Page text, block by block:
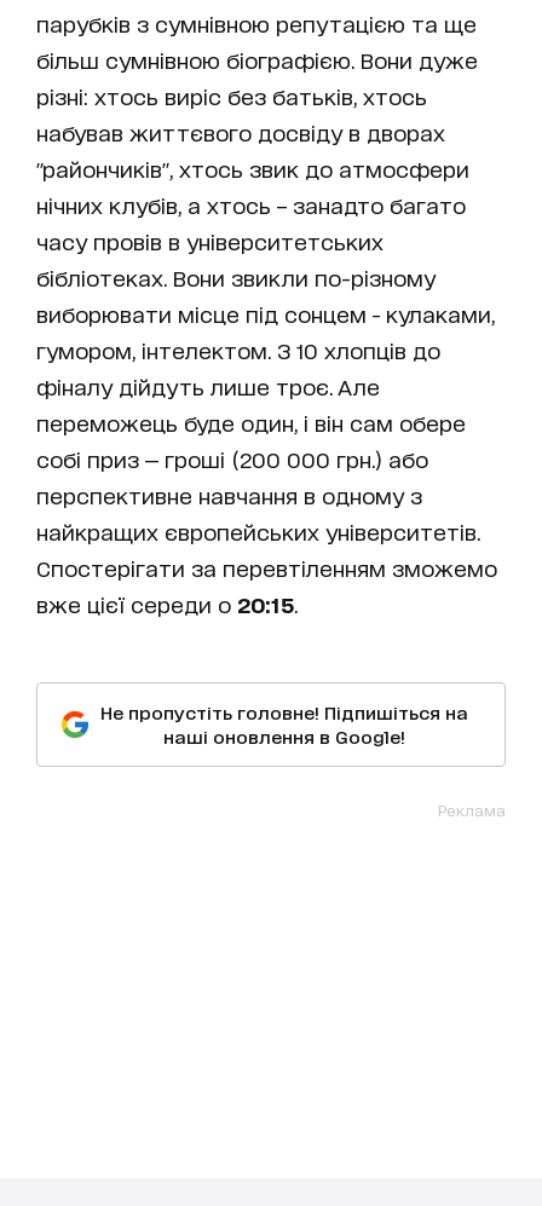
парубків з сумнівною репутацією та ще
більш сумнівною біографією. Вони дуже
різні: хтось виріс без батьків, хтось
набував життєвого досвіду в дворах
"райончиків", хтось звик до атмосфери
нічних клубів, а хтось – занадто багато
часу провів в університетських
бібліотеках. Вони звикли по-різному
виборювати місце під сонцем - кулаками,
гумором, інтелектом. З 10 хлопців до
фіналу дійдуть лише троє. Але
переможець буде один, і він сам обере
собі приз — гроші (200 000 грн.) або
перспективне навчання в одному з
найкращих європейських університетів.
Спостерігати за перевтіленням зможемо
вже цієї середи о 20:15
Не пропустіть головне! Підпишіться на
наші оновлення в Google!
Реклама